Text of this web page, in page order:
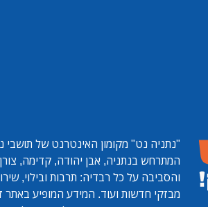
"נתניה נט" מקומון האינטרנט של תושבי
המתרחש בנתניה, אבן יהודה, קדימה,
והסביבה על כל רבדיה: תרבות ובילוי,
מבזקי חדשות ועוד. המידע המופיע באתר